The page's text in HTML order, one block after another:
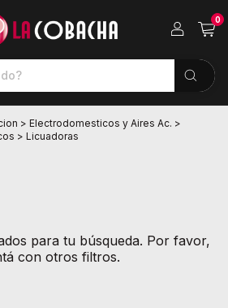
0
> Electrodomesticos y Aires Ac. >
> Licuadoras
para tu búsqueda. Por favor,
con otros filtros.